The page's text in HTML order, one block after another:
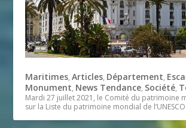
Maritimes,Articles, Département,
Monument, News Tendance, Société,
Mardi 27 juillet 2021, le Comité du patrimoine
sur la Liste du patrimoine mondial de l’UNESCO